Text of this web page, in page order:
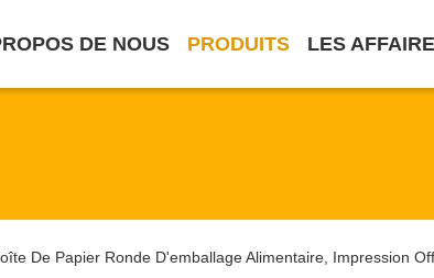
DE NOUS PRODUITS LES
De Papier Ronde D'emballage Alimentaire, Impression